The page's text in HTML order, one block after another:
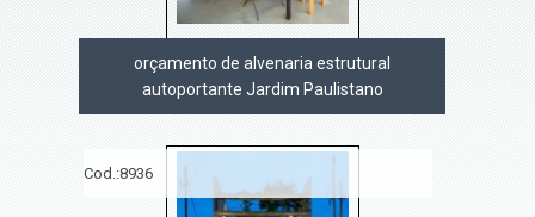
orçamento de alvenaria estrutural
autoportante Jardim Paulistano
Cod.:8936